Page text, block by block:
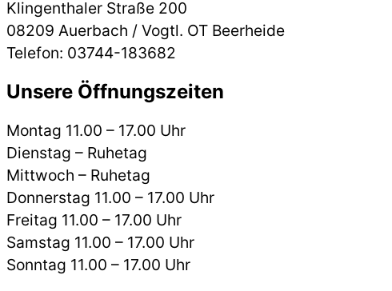
Klingenthaler Straße 200
08209 Auerbach / Vogtl. OT Beerheide
Telefon: 03744-183682
Unsere Öffnungszeiten
Montag 11.00 – 17.00 Uhr
Dienstag – Ruhetag
Mittwoch – Ruhetag
Donnerstag 11.00 – 17.00 Uhr
Freitag 11.00 – 17.00 Uhr
Samstag 11.00 – 17.00 Uhr
Sonntag 11.00 – 17.00 Uhr